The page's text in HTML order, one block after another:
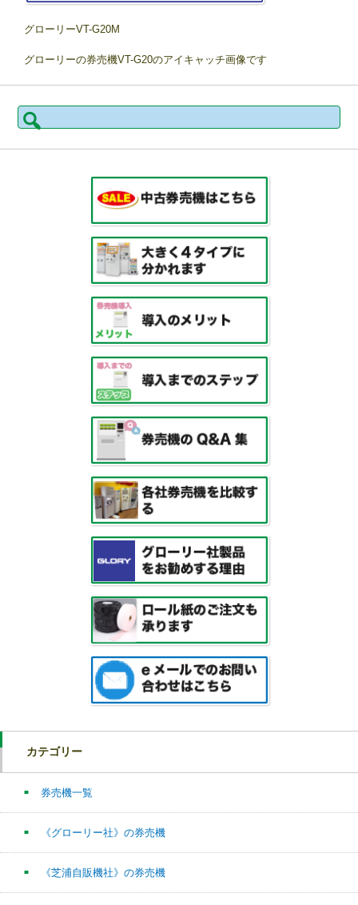
グローリーVT-G20M
グローリーの券売機VT-G20のアイキャッチ画像です
検
索:
カテゴリー
券売機一覧
《グローリー社》の券売機
《芝浦自販機社》の券売機